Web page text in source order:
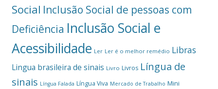
Social Inclusão Social de pessoas com
Deficiência Inclusão Social e
Acessibilidade Ler Ler é o melhor remédio Libras
Lingua brasileira de sinais Livro Livros Língua de
sinais Língua Falada Língua Viva Mercado de Trabalho Mini